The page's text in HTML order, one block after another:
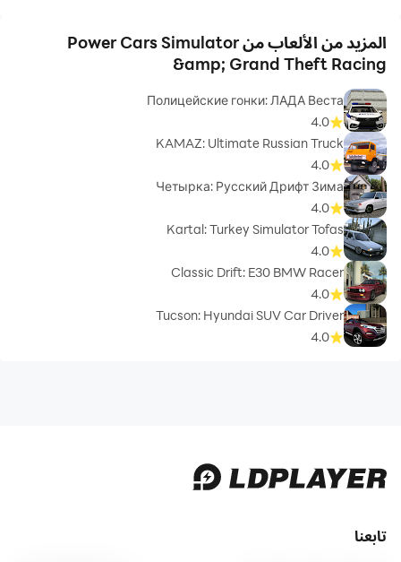
المزيد من الألعاب من Power Cars Simulator
&amp; Grand Theft Racing
Полицейские гонки: ЛАДА Веста
4.0
KAMAZ: Ultimate Russian Truck
4.0
Четырка: Русский Дрифт Зима
4.0
Kartal: Turkey Simulator Tofas
4.0
Classic Drift: E30 BMW Racer
4.0
Tucson: Hyundai SUV Car Driver
4.0
تابعنا